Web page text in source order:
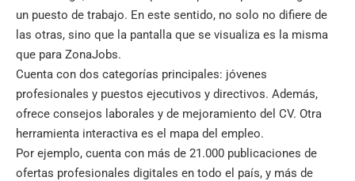
un puesto de trabajo. En este sentido, no solo no difiere de
las otras, sino que la pantalla que se visualiza es la misma
que para ZonaJobs.
Cuenta con dos categorías principales: jóvenes
profesionales y puestos ejecutivos y directivos. Además,
ofrece consejos laborales y de mejoramiento del CV. Otra
herramienta interactiva es el mapa del empleo.
Por ejemplo, cuenta con más de 21.000 publicaciones de
ofertas profesionales digitales en todo el país, y más de